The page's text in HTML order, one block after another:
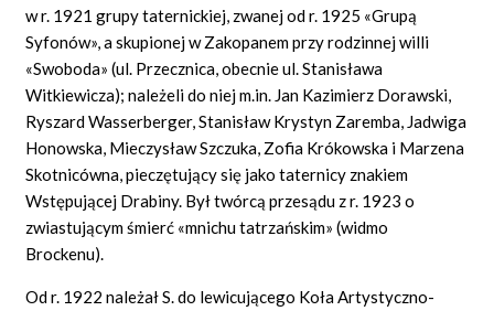
w r. 1921 grupy taternickiej, zwanej od r. 1925 «Grupą
Syfonów», a skupionej w Zakopanem przy rodzinnej willi
«Swoboda» (ul. Przecznica, obecnie ul. Stanisława
Witkiewicza); należeli do niej m.in. Jan Kazimierz Dorawski,
Ryszard Wasserberger, Stanisław Krystyn Zaremba, Jadwiga
Honowska, Mieczysław Szczuka, Zofia Krókowska i Marzena
Skotnicówna, pieczętujący się jako taternicy znakiem
Wstępującej Drabiny. Był twórcą przesądu z r. 1923 o
zwiastującym śmierć «mnichu tatrzańskim» (widmo
Brockenu).
Od r. 1922 należał S. do lewicującego Koła Artystyczno-